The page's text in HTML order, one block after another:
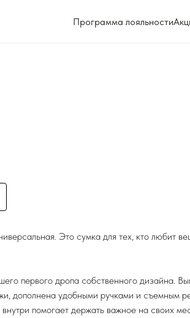
Программа лояльности
Это сумка для тех, кто любит
первого дропа собственного дизайна.
дополнена удобными ручками и съемным
помогает держать важное на своих